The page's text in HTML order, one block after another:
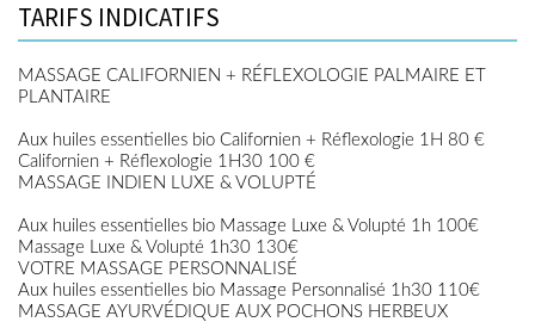
TARIFS INDICATIFS
MASSAGE CALIFORNIEN + RÉFLEXOLOGIE PALMAIRE ET
PLANTAIRE
Aux huiles essentielles bio Californien + Réflexologie 1H 80 €
Californien + Réflexologie 1H30 100 €
MASSAGE INDIEN LUXE & VOLUPTÉ
Aux huiles essentielles bio Massage Luxe & Volupté 1h 100€
Massage Luxe & Volupté 1h30 130€
VOTRE MASSAGE PERSONNALISÉ
Aux huiles essentielles bio Massage Personnalisé 1h30 110€
MASSAGE AYURVÉDIQUE AUX POCHONS HERBEUX